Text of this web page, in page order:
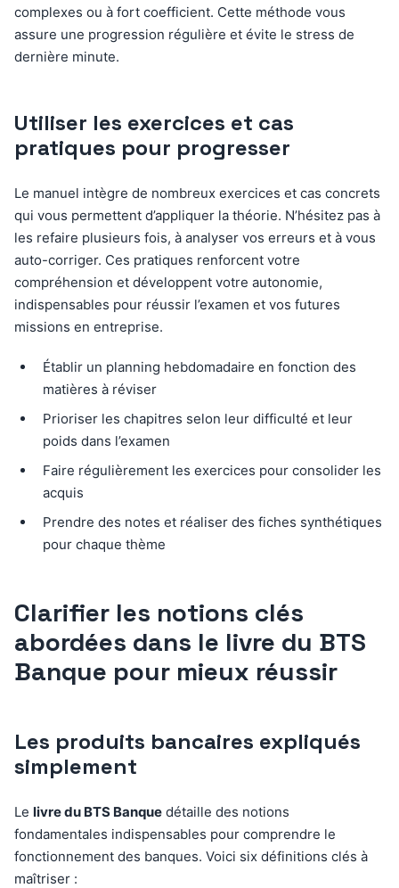
complexes ou à fort coefficient. Cette méthode vous
assure une progression régulière et évite le stress de
dernière minute.
Utiliser les exercices et cas
pratiques pour progresser
Le manuel intègre de nombreux exercices et cas concrets
qui vous permettent d’appliquer la théorie. N’hésitez pas à
les refaire plusieurs fois, à analyser vos erreurs et à vous
auto-corriger. Ces pratiques renforcent votre
compréhension et développent votre autonomie,
indispensables pour réussir l’examen et vos futures
missions en entreprise.
Établir un planning hebdomadaire en fonction des
matières à réviser
Prioriser les chapitres selon leur difficulté et leur
poids dans l’examen
Faire régulièrement les exercices pour consolider les
acquis
Prendre des notes et réaliser des fiches synthétiques
pour chaque thème
Clarifier les notions clés
abordées dans le livre du BTS
Banque pour mieux réussir
Les produits bancaires expliqués
simplement
Le livre du BTS Banque détaille des notions
fondamentales indispensables pour comprendre le
fonctionnement des banques. Voici six définitions clés à
maîtriser :